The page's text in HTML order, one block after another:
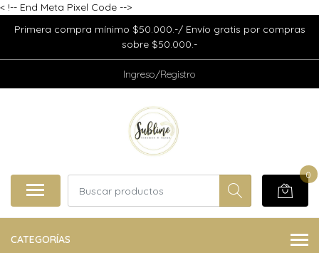
< !-- End Meta Pixel Code -->
Primera compra mínimo $50.000.-/ Envío gratis por compras
sobre $50.000.-
Ingreso/Registro
0
CATEGORÍAS